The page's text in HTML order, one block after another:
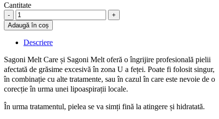
Cantitate
Promo
1
x
SAGONI
MELT
+
1
SAGONI
MELT
quantity
Adaugă în coș
Descriere
Sagoni Melt Care și Sagoni Melt oferă o îngrijire profesională pielii
afectată de grăsime excesivă în zona U a feței. Poate fi folosit singur,
în combinație cu alte tratamente, sau în cazul în care este nevoie de o
corecție în urma unei lipoaspirații locale.
În urma tratamentul, pielea se va simți fină la atingere și hidratată.